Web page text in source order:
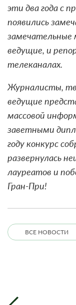
эти два года с
появились
замечательные
ведущие, и
телеканалах.
Журналисты,
ведущие
массовой
заветными
году конкурс
развернулась
лауреатов и
Гран-При!
ВСЕ НОВОСТИ